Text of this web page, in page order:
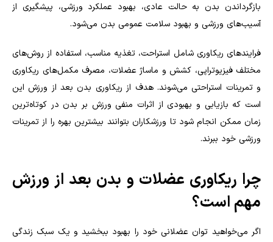
بازگرداندن بدن به حالت عادی، بهبود عملکرد ورزشی، پیشگیری از
آسیب‌های ورزشی و بهبود سلامت عمومی بدن می‌شود.
فرایندهای ریکاوری شامل استراحت، تغذیه مناسب، استفاده از روش‌های
مختلف فیزیوتراپی، کشش و ماساژ عضلات، مصرف مکمل‌های ریکاوری
و تمرینات استراحتی می‌شوند. هدف از ریکاوری بدن بعد از ورزش این
است که بازیابی و بهبودی از اثرات منفی ورزش بر بدن در کوتاه‌ترین
زمان ممکن انجام شود تا ورزشکاران بتوانند بیشترین بهره را از تمرینات
ورزشی خود ببرند.
چرا ریکاوری عضلات و بدن بعد از ورزش
مهم است؟
اگر می‌خواهید توان عضلانی خود را بهبود ببخشید و یک سبک زندگی